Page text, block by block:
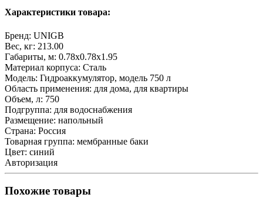
Характеристики товара:
Бренд: UNIGB
Вес, кг: 213.00
Габариты, м: 0.78x0.78x1.95
Материал корпуса: Сталь
Модель: Гидроаккумулятор, модель 750 л
Область применения: для дома, для квартиры
Объем, л: 750
Подгруппа: для водоснабжения
Размещение: напольный
Страна: Россия
Товарная группа: мембранные баки
Цвет: синий
Авторизация
Похожие товары